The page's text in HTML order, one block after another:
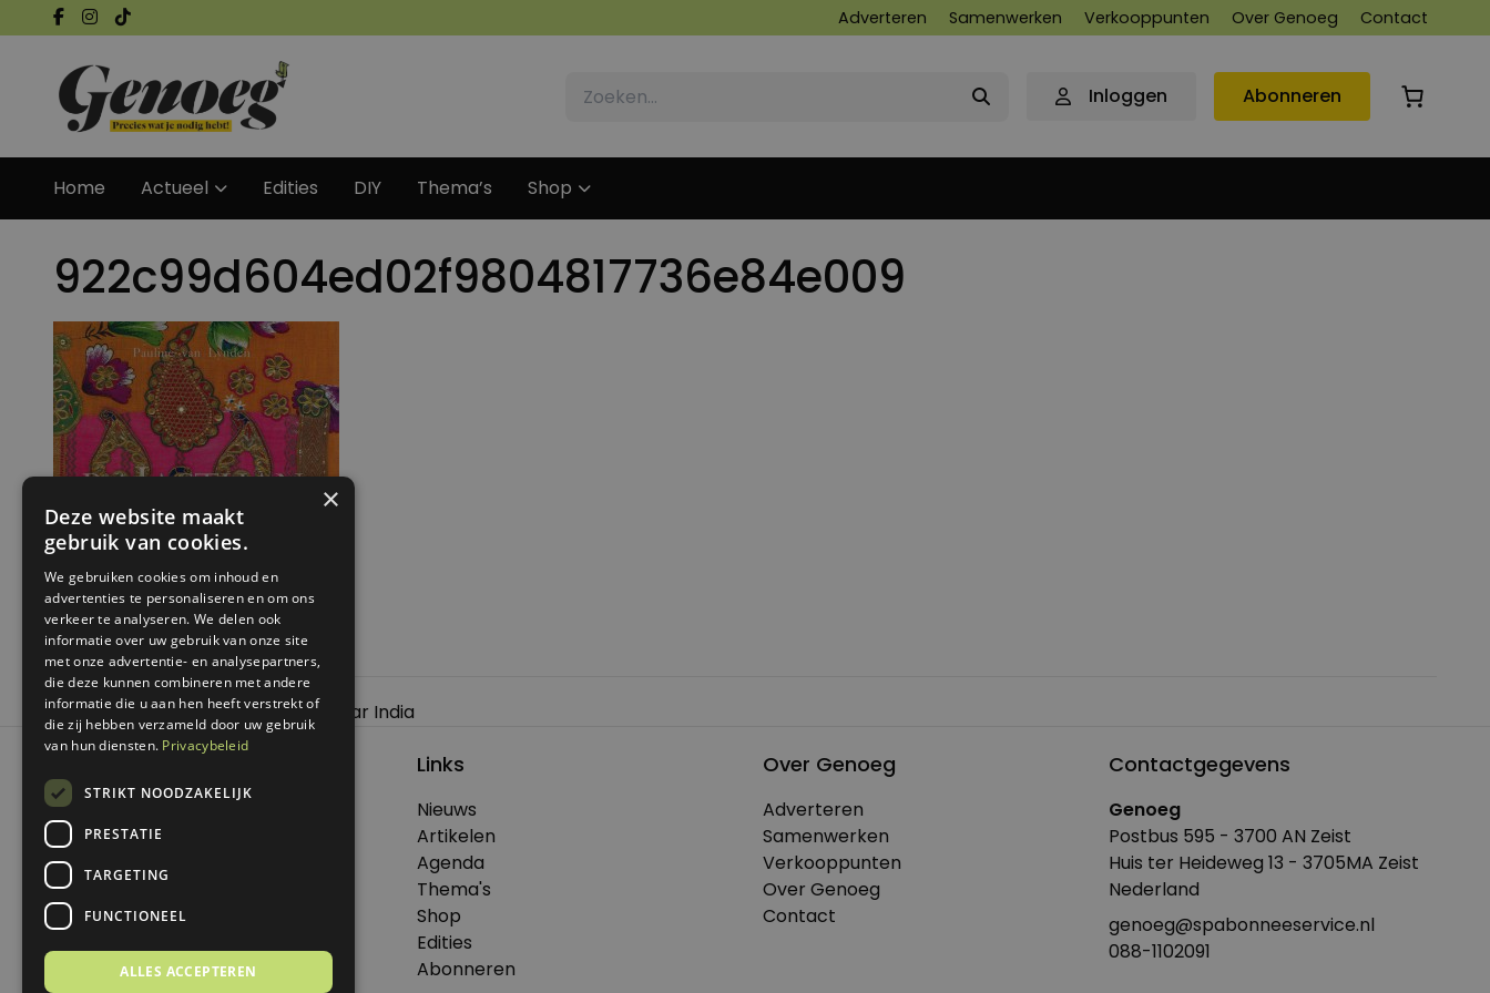
Adverteren Samenwerken Verkooppunten Over Genoeg Contact
Inloggen Abonneren
Home Actueel Edities DIY Thema’s Shop
922c99d604ed02f9804817736e84e009
Bericht
navigatie
Previous: Met Tieme op de fiets naar India
© 2026 Genoeg .
Alle rechten voorbehouden.
Dit is een uitgave van Virtùmedia
Links
Nieuws
Artikelen
Agenda
Thema's
Shop
Edities
Abonneren
Over Genoeg
Adverteren
Samenwerken
Verkooppunten
Over Genoeg
Contact
Contactgegevens
Genoeg
Postbus 595 - 3700 AN Zeist
Huis ter Heideweg 13 - 3705MA Zeist
Nederland
genoeg@spabonneeservice.nl
088-1102091
×
Deze website maakt
gebruik van cookies.
We gebruiken cookies om inhoud en
advertenties te personaliseren en om ons
verkeer te analyseren. We delen ook
informatie over uw gebruik van onze site
met onze advertentie- en analysepartners,
die deze kunnen combineren met andere
informatie die u aan hen heeft verstrekt of
die zij hebben verzameld door uw gebruik
van hun diensten. Privacybeleid
STRIKT NOODZAKELIJK
PRESTATIE
TARGETING
FUNCTIONEEL
ALLES ACCEPTEREN